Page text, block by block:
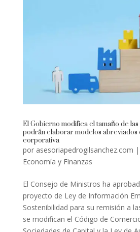
El Gobierno modifica el tamaño de
podrán elaborar modelos
corporativa
por asesoriapedrogilsanchez.com |
Economía y Finanzas
El Consejo de Ministros ha
proyecto de Ley de Información
Sostenibilidad para su remisión a
se modifican el Código de